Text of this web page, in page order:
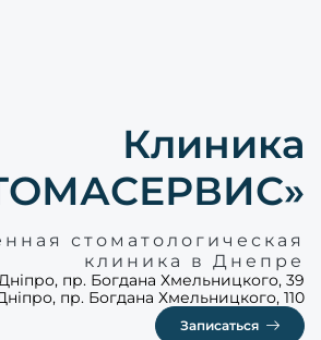
Клиника
стоматологическая
клиника в Днепре
пр. Богдана Хмельницкого, 39
пр. Богдана Хмельницкого, 110
Записаться